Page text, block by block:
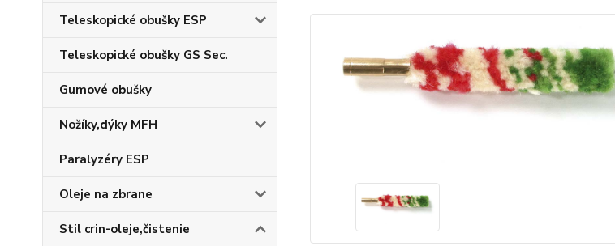
Teleskopické obušky ESP
Teleskopické obušky GS Sec.
Gumové obušky
Nožíky,dýky MFH
Paralyzéry ESP
Oleje na zbrane
Stil crin-oleje,čistenie